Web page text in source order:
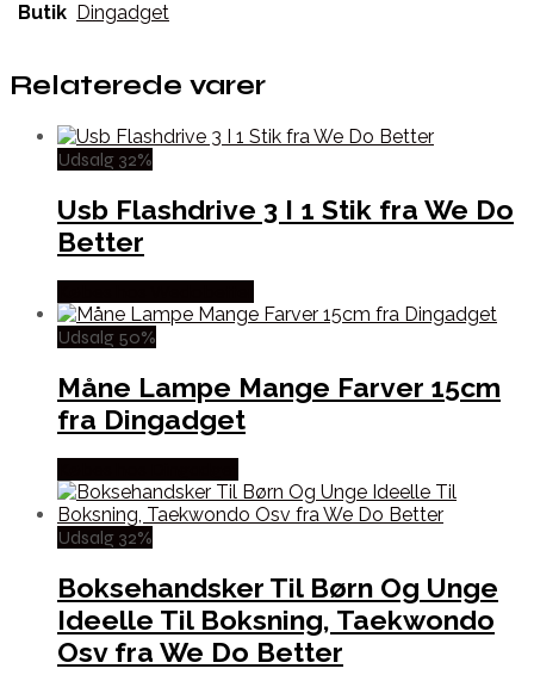
Butik Dingadget
Relaterede varer
Udsalg 32%
Usb Flashdrive 3 I 1 Stik fra We Do
Better
Udsalg 50%
Måne Lampe Mange Farver 15cm
fra Dingadget
Udsalg 32%
Boksehandsker Til Børn Og Unge
Ideelle Til Boksning, Taekwondo
Osv fra We Do Better